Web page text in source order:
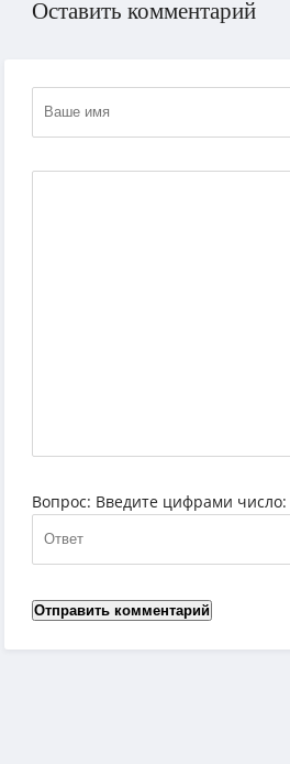
Оставить комментарий
Вопрос: Введите цифрами число:
Отправить комментарий